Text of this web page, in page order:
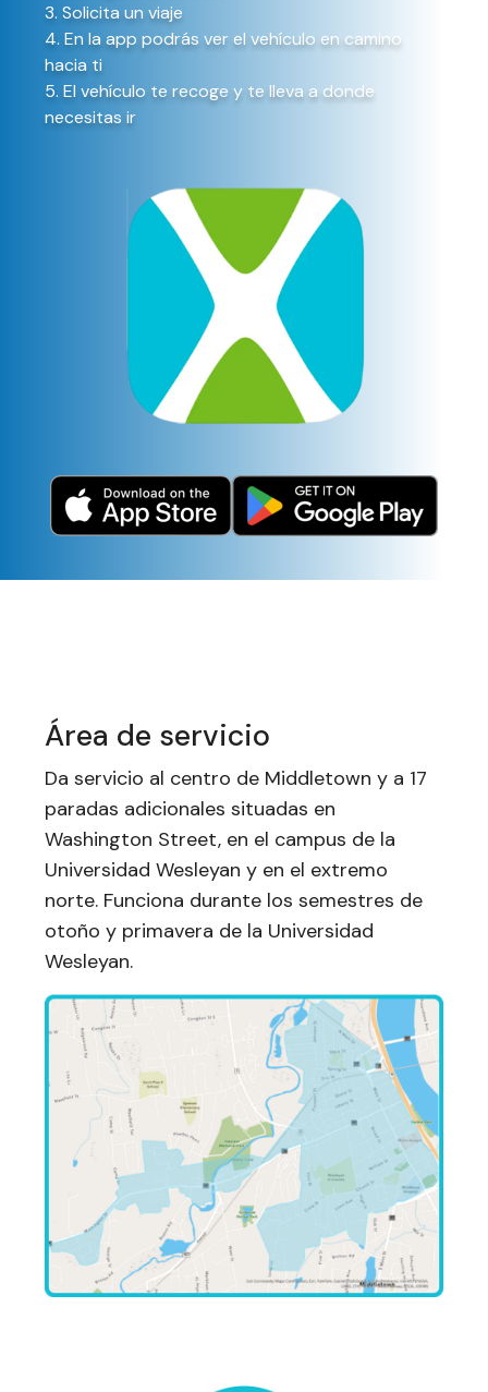
3. Solicita un viaje
4. En la app podrás ver el vehículo en camino
hacia ti
5. El vehículo te recoge y te lleva a donde
necesitas ir
Área de servicio
Da servicio al centro de Middletown y a 17
paradas adicionales situadas en
Washington Street, en el campus de la
Universidad Wesleyan y en el extremo
norte. Funciona durante los semestres de
otoño y primavera de la Universidad
Wesleyan.